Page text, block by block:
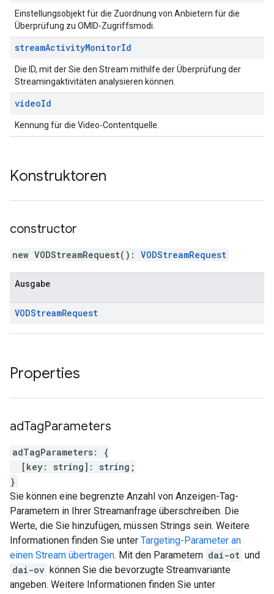
Einstellungsobjekt für die Zuordnung von Anbietern für die
Überprüfung zu OMID-Zugriffsmodi.
streamActivityMonitorId
Die ID, mit der Sie den Stream mithilfe der Überprüfung der
Streamingaktivitäten analysieren können.
videoId
Kennung für die Video-Contentquelle.
Konstruktoren
constructor
new VODStreamRequest( ) : VODStreamRequest
Ausgabe
VODStreamRequest
Properties
adTagParameters
adTagParameters:
{
[ key: string] : string ;
}
Sie können eine begrenzte Anzahl von Anzeigen-Tag-
Parametern in Ihrer Streamanfrage überschreiben. Die
Werte, die Sie hinzufügen, müssen Strings sein. Weitere
Informationen finden Sie unter Targeting-Parameter an
einen Stream übertragen. Mit den Parametern dai-ot und
dai-ov können Sie die bevorzugte Streamvariante
angeben. Weitere Informationen finden Sie unter